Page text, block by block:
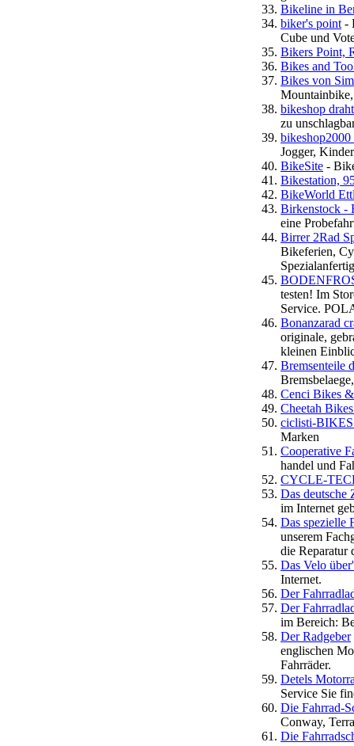
Bikeline in
biker's point -
Cube und
Bikers Point,
Bikes and
Bikes von
bikeshop
zu
Jogger,
BikeSite -
Bikestation,
BikeWorld
Birkenstock -
eine
Birrer 2Rad
Bikeferien,
testen! Im
Service.
Bonanzarad
originale,
kleinen
Bremsenteile
Cenci Bikes
Cheetah
ciclisti-BIKES
Marken
Cooperative
handel und
CYCLE-
Das deutsche
im Internet
Das spezielle
unserem
die Reparatur
Das Velo
Internet.
Der
Der
im Bereich:
Der Radgeber
englischen
Fahrräder.
Detels
Service Sie
Die Fahrrad-
Conway,
Die